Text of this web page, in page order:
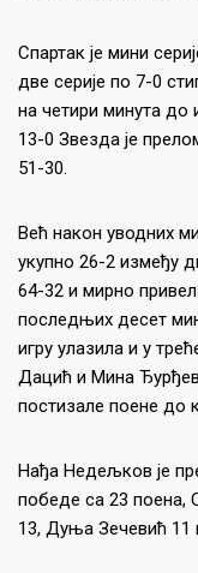
Спартак је мини
две серије по 7-0
на четири минута до
13-0 Звезда је
51-30.
Већ након уводних
укупно 26-2 између
64-32 и мирно
последњих десет
игру улазила и у
Дацић и Мина
постизале поене до
Нађа Недељков је
победе са 23 поена,
13, Дуња Зечевић 11